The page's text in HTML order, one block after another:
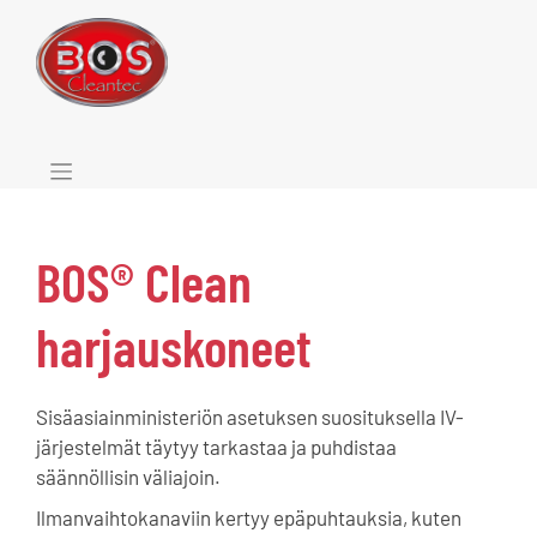
to
content
BOS® Clean
harjauskoneet
Sisäasiainministeriön asetuksen suosituksella IV-
järjestelmät täytyy tarkastaa ja puhdistaa
säännöllisin väliajoin.
Ilmanvaihtokanaviin kertyy epäpuhtauksia, kuten